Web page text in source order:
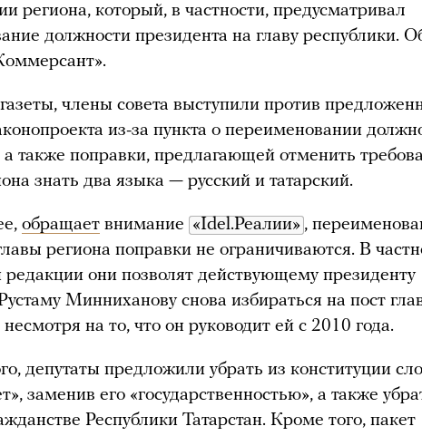
региона, который, в частности, предусматривал
должности президента на главу республики.
члены совета выступили против
из-за пункта о переименовании
а также поправки, предлагающей отменить
знать два языка — русский и татарский.
обращает внимание «Idel.Реалии» ,
региона поправки не ограничиваются. В
они позволят действующему президенту
Минниханову снова избираться на пост
на то, что он руководит ей с 2010 года.
депутаты предложили убрать из конституции
заменив его «государственностью», а также
Республики Татарстан. Кроме того, пакет